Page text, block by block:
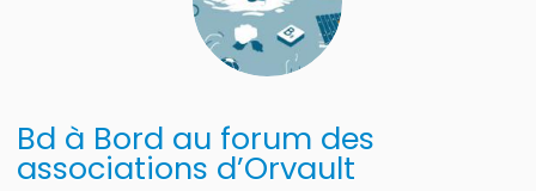
Bd à Bord au forum des
associations d’Orvault